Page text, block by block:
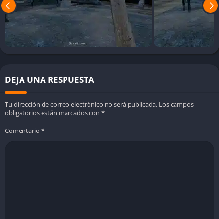
embargo, basta un pequeño fallo para que todo se arruine.
Este equilibrio entre calma y susto mantiene el interés y la
tensión al máximo.
Objetos clave y progresión lógica
piezas específicas para desbloquear nuevas áreas o activar
mecanismos. Los objetos cambian de lugar aleatoriamente en
cada intento, lo que impide memorizar rutas y obliga a
DEJA UNA RESPUESTA
Tu dirección de correo electrónico no será publicada. Los campos
obligatorios están marcados con *
Comentario *